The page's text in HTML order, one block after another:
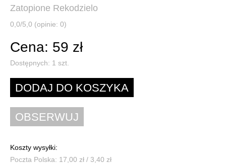
Zatopione Rekodzielo
0,0/5,0 (opinie: 0)
Cena: 59 zł
Dostępnych: 1 szt.
Koszty wysyłki:
Poczta Polska: 17,00 zł / 3,40 zł